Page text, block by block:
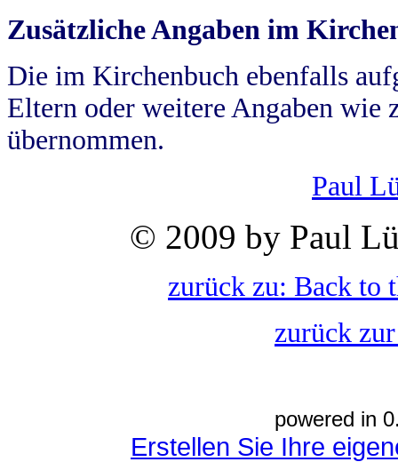
Zusätzliche Angaben im
Die im Kirchenbuch ebenfalls
Eltern oder weitere Angaben wie
übernommen.
Paul
© 2009 by Paul
zurück zu: Back to
zurück
powered in
Erstellen Sie Ihre